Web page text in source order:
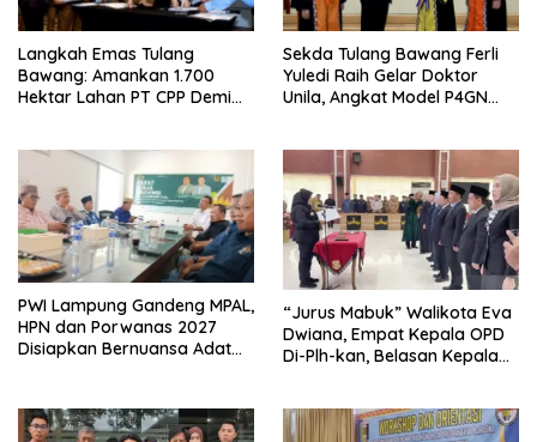
Langkah Emas Tulang
Bawang: Amankan 1.700
Hektar Lahan PT CPP Demi
Sekda Tulang Bawang Ferli
Yuledi Raih Gelar Doktor
Unila, Angkat Model P4GN
PWI Lampung Gandeng MPAL,
HPN dan Porwanas 2027
Disiapkan Bernuansa Adat
“Jurus Mabuk” Walikota Eva
Dwiana, Empat Kepala OPD
Di-Plh-kan, Belasan Kepala